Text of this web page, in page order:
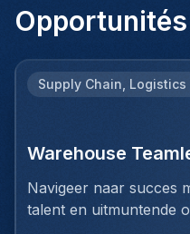
Supply Chain, Logistics
Warehouse
Navigeer naar succes
talent en uitmuntende